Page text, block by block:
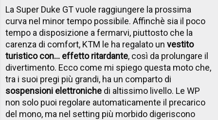
La Super Duke GT vuole raggiungere la prossima
curva nel minor tempo possibile. Affinchè sia il poco
tempo a disposizione a fermarvi, piuttosto che la
carenza di comfort, KTM le ha regalato unvestito
turistico con... effetto ritardante, così da prolungare il
divertimento. Ecco come mi spiego questa moto che,
tra i suoi pregi più grandi, ha un comparto di
sospensioni elettroniche di altissimo livello. Le WP
non solo puoi regolare automaticamente il precarico
del mono, ma nel setting più morbido digeriscono